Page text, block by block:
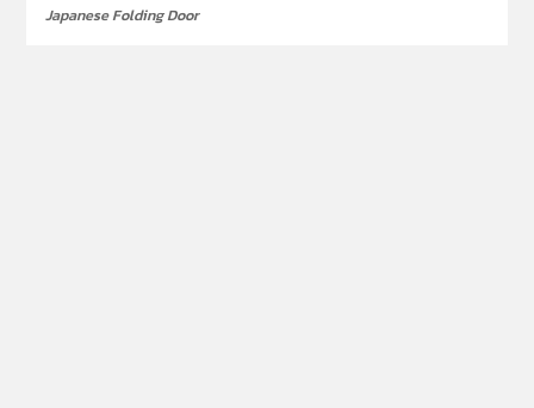
Japanese Folding Door